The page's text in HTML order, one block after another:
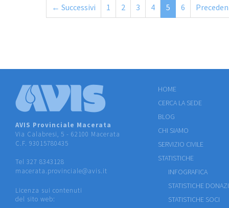
← Successivi 1 2 3 4 5 6
AVIS Provinciale Macerata
Via Calabresi, 5 - 62100 Macerata
C.F. 93015780435
Tel 327 8343128
macerata.provinciale@avis.it
Licenza sui contenuti
del sito web:
HOME
CERCA LA SEDE
BLOG
CHI SIAMO
SERVIZIO CIVILE
STATISTICHE
INFOGRAFICA
STATISTICHE
STATISTICHE SOCI